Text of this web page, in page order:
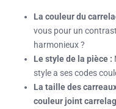
La couleur du
vous pour un
harmonieux ?
Le style de la pièce :
style a ses codes
La taille des
couleur joint